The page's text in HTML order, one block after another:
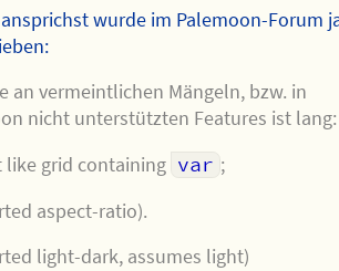
wurde im Palemoon-Forum
an vermeintlichen Mängeln, bzw. in
nicht unterstützten Features ist lang:
like grid containing var ;
aspect-ratio).
light-dark, assumes light)